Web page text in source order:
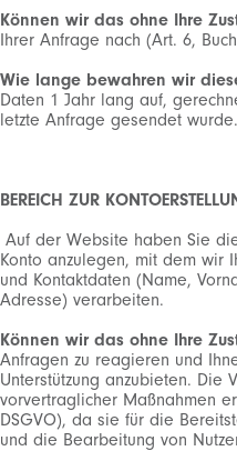
Können wir das ohne Ihre
Ihrer Anfrage nach (Art. 6,
Wie lange bewahren wir
Daten 1 Jahr lang auf,
letzte Anfrage gesendet wurde.
BEREICH ZUR
Auf der Website haben Sie
Konto anzulegen, mit dem wir
und Kontaktdaten (Name,
Adresse) verarbeiten.
Können wir das ohne Ihre
Anfragen zu reagieren und
Unterstützung anzubieten. Die
vorvertraglicher Maßnahmen
DSGVO), da sie für die
und die Bearbeitung von